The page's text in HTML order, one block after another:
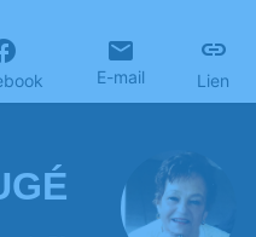
E-mail Lien